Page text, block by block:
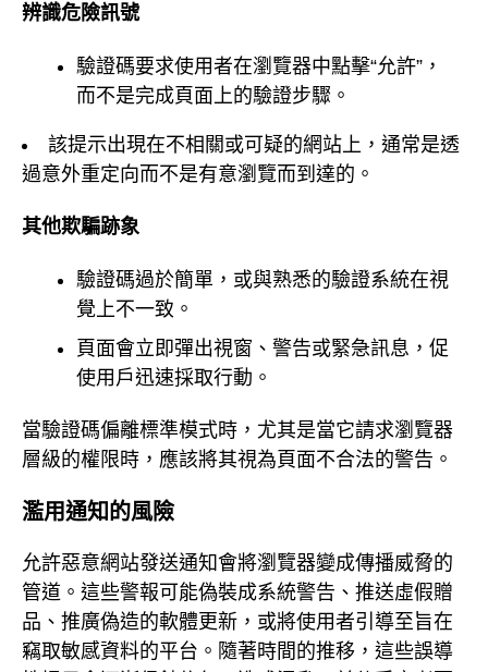
辨識危險訊號
驗證碼要求使用者在瀏覽器中點擊“允許”，
而不是完成頁面上的驗證步驟。
該提示出現在不相關或可疑的網站上，通常是透
過意外重定向而不是有意瀏覽而到達的。
其他欺騙跡象
驗證碼過於簡單，或與熟悉的驗證系統在視
覺上不一致。
頁面會立即彈出視窗、警告或緊急訊息，促
使用戶迅速採取行動。
當驗證碼偏離標準模式時，尤其是當它請求瀏覽器
層級的權限時，應該將其視為頁面不合法的警告。
濫用通知的風險
允許惡意網站發送通知會將瀏覽器變成傳播威脅的
管道。這些警報可能偽裝成系統警告、推送虛假贈
品、推廣偽造的軟體更新，或將使用者引導至旨在
竊取敏感資料的平台。隨著時間的推移，這些誤導